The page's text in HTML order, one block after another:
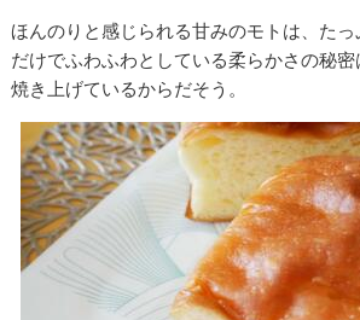
ほんのりと感じられる甘みのモトは、た
だけでふわふわとしている柔らかさの秘
焼き上げているからだそう。